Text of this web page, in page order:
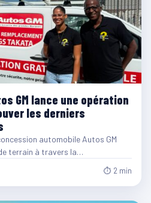
GM lance une opération
les derniers
automobile Autos GM
terrain à travers la…
⏱ 2 min